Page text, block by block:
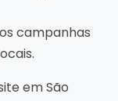
campanhas
em São